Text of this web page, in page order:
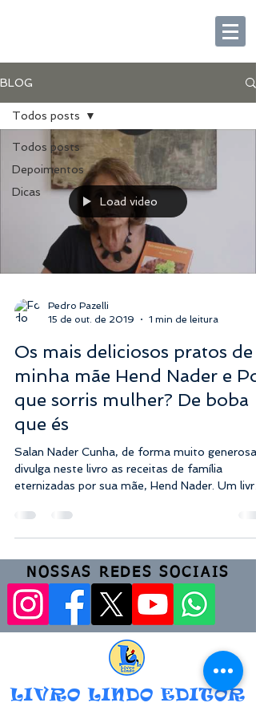
BLOG
Todos posts
Depoimentos
Dicas
Todos posts
Load video
Pedro Pazelli
15 de out. de 2019
1 min de leitura
Os mais deliciosos pratos de
minha mãe Hend Nader e
que sorris mulher? De boba
que és
Salan Nader Cunha, de forma muito generosa,
divulga neste livro as receitas de família
eternizadas por sua mãe, Hend Nader. Um livro
NOSSAS REDES SOCIAIS
LIVRO LINDO EDITOR